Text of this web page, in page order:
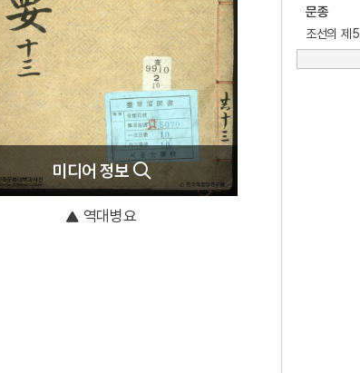
6
여수·순천 10·19사건
7
거문도
거문도사건
9 고수레
10 대진대학교
문종
미디어 정보
역대병요